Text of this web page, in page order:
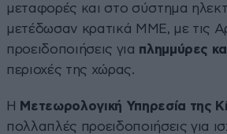
μεταφορές και στο σύστημα
μετέδωσαν κρατικά ΜΜΕ, με τις
προειδοποιήσεις για πλημμύρες
περιοχές της χώρας.
Η Μετεωρολογική Υπηρεσία της
πολλαπλές προειδοποιήσεις για